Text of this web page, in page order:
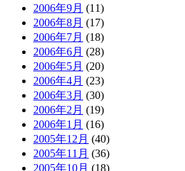
2006年9月 (11)
2006年8月 (17)
2006年7月 (18)
2006年6月 (28)
2006年5月 (20)
2006年4月 (23)
2006年3月 (30)
2006年2月 (19)
2006年1月 (16)
2005年12月 (40)
2005年11月 (36)
2005年10月 (18)